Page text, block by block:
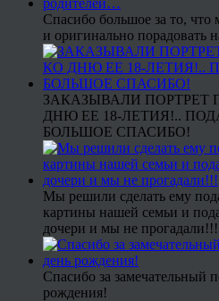
Спасибо большое за то,
и оригинально порадовать
ЗАКАЗЫВАЛИ ПОРТРЕТ
ДНЮ ЕЕ 18-ЛЕТИЯ!..
БОЛЬШОЕ СПАСИБО!
Мы решили сделать ему
картины нашей семьи и
дочери и мы не прогадали!!!
Спасибо за замечательный
рождения!